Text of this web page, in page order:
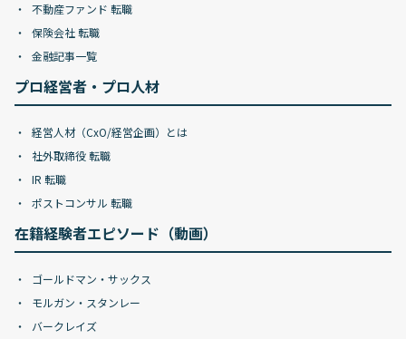
不動産ファンド 転職
保険会社 転職
金融記事一覧
プロ経営者・プロ人材
経営人材（CxO/経営企画）とは
社外取締役 転職
IR 転職
ポストコンサル 転職
在籍経験者エピソード（動画）
ゴールドマン・サックス
モルガン・スタンレー
バークレイズ